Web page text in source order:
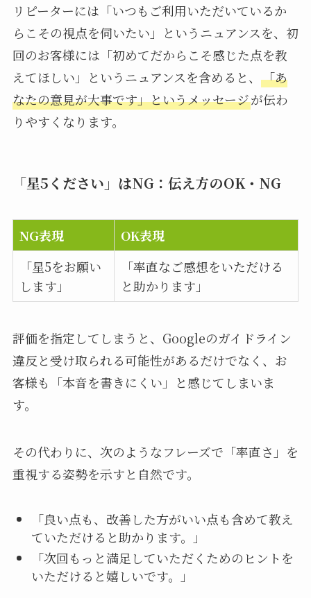
リピーターには「いつもご利用いただいているか
らこその視点を伺いたい」というニュアンスを、初
回のお客様には「初めてだからこそ感じた点を教
えてほしい」というニュアンスを含めると、 「あ
なたの意見が大事です」というメッセージが伝わ
りやすくなります。
「星5ください」はNG：伝え方のOK・NG
NG表現
OK表現
「星5をお願い
します」
「率直なご感想をいただける
と助かります」
評価を指定してしまうと、Googleのガイドライン
違反と受け取られる可能性があるだけでなく、お
客様も「本音を書きにくい」と感じてしまいま
す。
その代わりに、次のようなフレーズで「率直さ」を
重視する姿勢を示すと自然です。
「良い点も、改善した方がいい点も含めて教え
ていただけると助かります。」
「次回もっと満足していただくためのヒントを
いただけると嬉しいです。」